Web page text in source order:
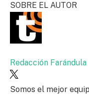
SOBRE EL AUTOR
Redacción Farándula
Somos el mejor